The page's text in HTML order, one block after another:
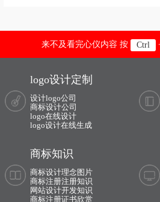
橡胶商标注册 靴商标注册
鱼商标注册 饮料商标注册
营养品商标注册 娱乐商
运动器材商标注册 衣物
医疗器械商标注册 艺术
来不及看完心仪内容 按 Ctrl
logo设计定制
设计logo公司
商标设计公司
logo在线设计
logo设计在线生成
商标知识
商标设计理念图片
商标注册注册知识
网站设计开发知识
商标注册证书欣赏